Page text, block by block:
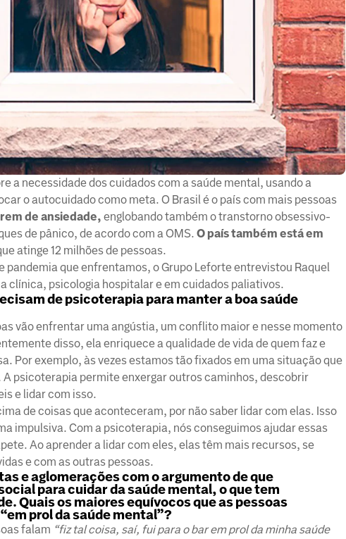
a necessidade dos cuidados com a saúde mental, usando a
o autocuidado como meta. O Brasil é o país com mais pessoas
de ansiedade, englobando também o transtorno obsessivo-
de pânico, de acordo com a OMS. O país também está em
atinge 12 milhões de pessoas.
que enfrentamos, o Grupo Leforte entrevistou Raquel
clínica, psicologia hospitalar e em cuidados paliativos.
de psicoterapia para manter a boa saúde
vão enfrentar uma angústia, um conflito maior e nesse momento
disso, ela enriquece a qualidade de vida de quem faz e
Por exemplo, às vezes estamos tão fixados em uma situação que
psicoterapia permite enxergar outros caminhos, descobrir
e lidar com isso.
de coisas que aconteceram, por não saber lidar com elas. Isso
impulsiva. Com a psicoterapia, nós conseguimos ajudar essas
Ao aprender a lidar com eles, elas têm mais recursos, se
e com as outras pessoas.
e aglomerações com o argumento de que
para cuidar da saúde mental, o que tem
Quais os maiores equívocos que as pessoas
prol da saúde mental”?
falam “fiz tal coisa, saí, fui para o bar em prol da minha saúde